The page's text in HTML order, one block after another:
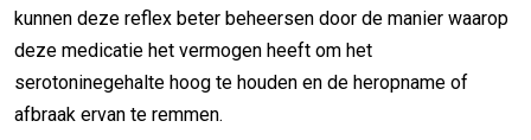
kunnen deze reflex beter beheersen door de manier waarop
deze medicatie het vermogen heeft om het
serotoninegehalte hoog te houden en de heropname of
afbraak ervan te remmen.